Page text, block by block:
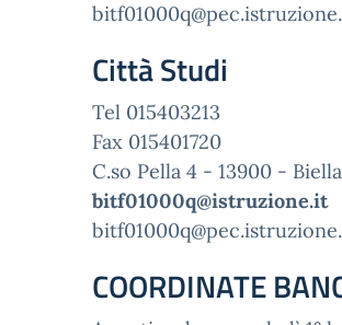
Città Studi
Tel 015403213
Fax 015401720
C.so Pella 4 - 13900 - Biella
bitf01000q@istruzione.it
COORDINATE